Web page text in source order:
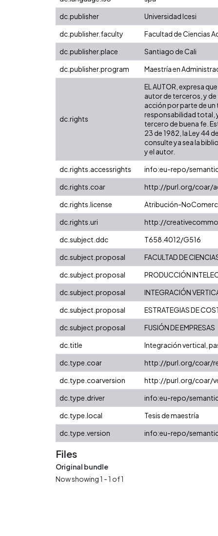
dc.publisher
Universidad Icesi
dc.publisher.faculty
Facultad de Ciencias
dc.publisher.place
Santiago de Cali
dc.publisher.program
Maestría en
dc.rights
EL AUTOR, expresa
autor de terceros, y de
acción por parte de un
responsabilidad total,
tercero de buena fe.
23 de 1982, la Ley 44
consulte ya sea la
y el autor.
dc.rights.accessrights info:eu-repo/
dc.rights.coar
http://purl.org/coar/
dc.rights.license
Atribución-
dc.rights.uri
http://
dc.subject.ddc
T658.4012/G516
dc.subject.proposal
FACULTAD DE
dc.subject.proposal
PRODUCCIÓN
dc.subject.proposal
INTEGRACIÓN
dc.subject.proposal
ESTRATEGIAS DE
dc.subject.proposal
FUSIÓN DE EMPRESAS
dc.title
Integración vertical,
dc.type.coar
http://purl.org/coar/
dc.type.coarversion
http://purl.org/coar/
dc.type.driver
info:eu-repo/
dc.type.local
Tesis de maestría
dc.type.version
info:eu-repo/
Files
Original bundle
Now showing1 - 1 of 1